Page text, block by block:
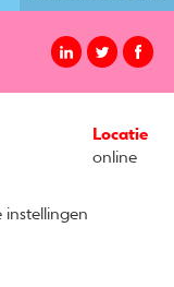
Locatie
online
instellingen